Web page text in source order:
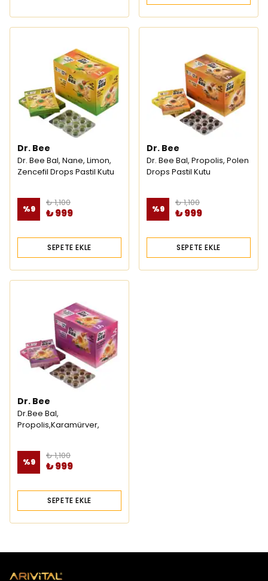
Dr. Bee
Dr. Bee Bal, Nane, Limon,
Zencefil Drops Pastil Kutu
%9
₺ 1,100
₺ 999
SEPETE EKLE
Dr. Bee
Dr. Bee Bal, Propolis, Polen
Drops Pastil Kutu
%9
₺ 1,100
₺ 999
SEPETE EKLE
Dr. Bee
Dr.Bee Bal,
Propolis,Karamürver,
%9
₺ 1,100
₺ 999
SEPETE EKLE